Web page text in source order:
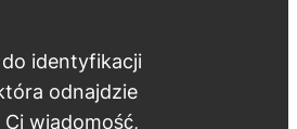
identyfikacji
odnajdzie
wiadomość,